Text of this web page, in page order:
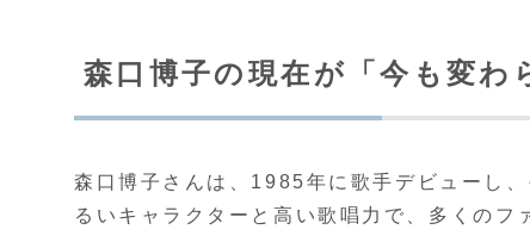
森口博子の現在が「今も変わ
森口博子さんは、1985年に歌手デビューし
るいキャラクターと高い歌唱力で、多くのフ